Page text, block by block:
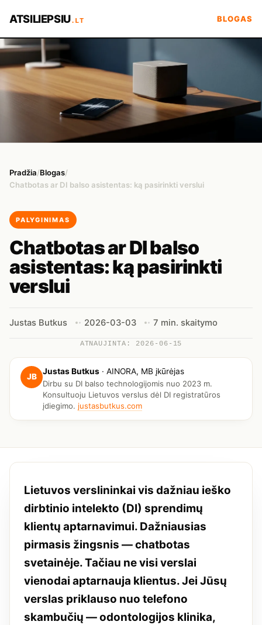
ATSILIEPSIU.LT BLOGAS
Pradžia/Blogas/
Chatbotas ar DI balso asistentas: ką pasirinkti verslui
PALYGINIMAS
Chatbotas ar DI balso
asistentas: ką pasirinkti
verslui
Justas Butkus 2026-03-03 7 min. skaitymo
ATNAUJINTA: 2026-06-15
JB
Justas Butkus · AINORA, MB įkūrėjas
Dirbu su DI balso technologijomis nuo 2023 m.
Konsultuoju Lietuvos verslus dėl DI registratūros
įdiegimo. justasbutkus.com
Lietuvos verslininkai vis dažniau ieško
dirbtinio intelekto (DI) sprendimų
klientų aptarnavimui. Dažniausias
pirmasis žingsnis — chatbotas
svetainėje. Tačiau ne visi verslai
vienodai aptarnauja klientus. Jei Jūsų
verslas priklauso nuo telefono
skambučių — odontologijos klinika,